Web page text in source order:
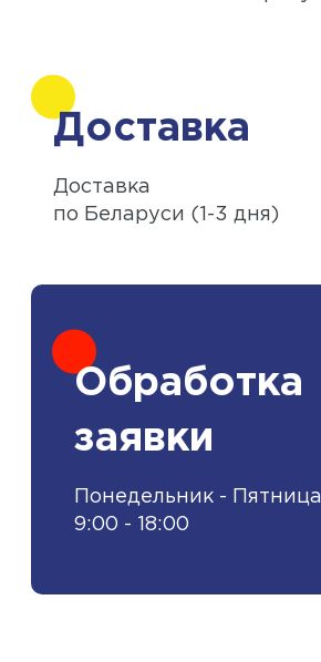
Доставка
Доставка
по Беларуси (1-3 дня)
Обработка
заявки
Понедельник - Пятница
9:00 - 18:00